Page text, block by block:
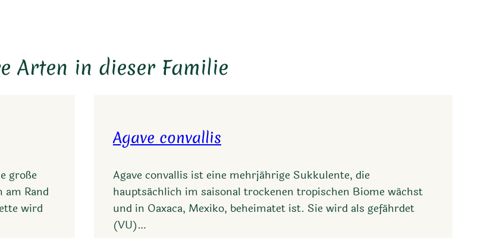
Arten in dieser Familie
große
Rand
wird
Agave convallis
Agave convallis ist eine mehrjährige Sukkulente, die
hauptsächlich im saisonal trockenen tropischen Biome wächst
und in Oaxaca, Mexiko, beheimatet ist. Sie wird als gefährdet
(VU)…